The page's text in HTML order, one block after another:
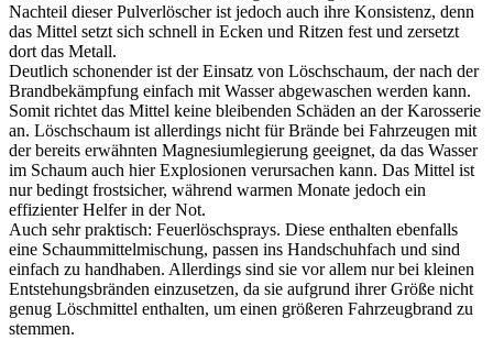
Nachteil dieser Pulverlöscher ist jedoch auch ihre Konsistenz, denn
das Mittel setzt sich schnell in Ecken und Ritzen fest und zersetzt
dort das Metall.
Deutlich schonender ist der Einsatz von Löschschaum, der nach der
Brandbekämpfung einfach mit Wasser abgewaschen werden kann.
Somit richtet das Mittel keine bleibenden Schäden an der Karosserie
an. Löschschaum ist allerdings nicht für Brände bei Fahrzeugen mit
der bereits erwähnten Magnesiumlegierung geeignet, da das Wasser
im Schaum auch hier Explosionen verursachen kann. Das Mittel ist
nur bedingt frostsicher, während warmen Monate jedoch ein
effizienter Helfer in der Not.
Auch sehr praktisch: Feuerlöschsprays. Diese enthalten ebenfalls
eine Schaummittelmischung, passen ins Handschuhfach und sind
einfach zu handhaben. Allerdings sind sie vor allem nur bei kleinen
Entstehungsbränden einzusetzen, da sie aufgrund ihrer Größe nicht
genug Löschmittel enthalten, um einen größeren Fahrzeugbrand zu
stemmen.